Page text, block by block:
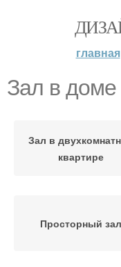
главная
Зал в доме
Зал в
квартире
Просторный зал